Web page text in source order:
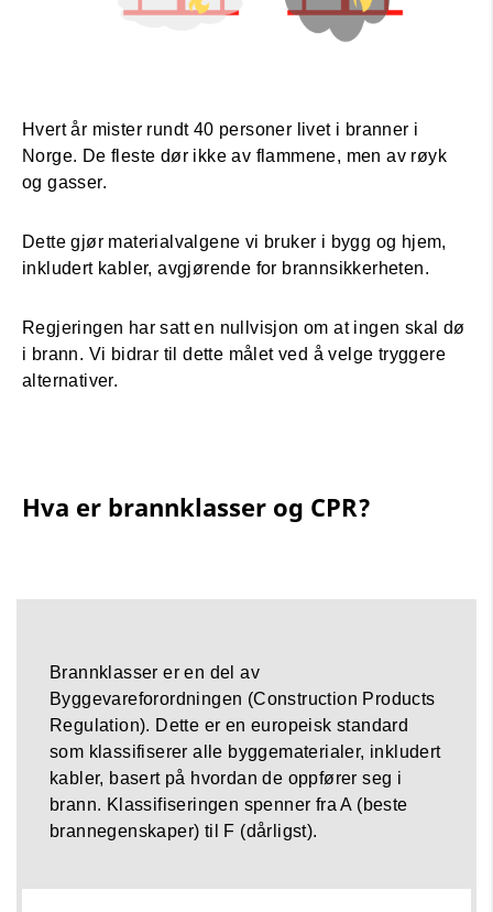
Hvert år mister rundt 40 personer livet i branner i
Norge. De fleste dør ikke av flammene, men av røyk
og gasser.
Dette gjør materialvalgene vi bruker i bygg og hjem,
inkludert kabler, avgjørende for brannsikkerheten.
Regjeringen har satt en nullvisjon om at ingen skal dø
i brann. Vi bidrar til dette målet ved å velge tryggere
alternativer.
Hva er brannklasser og CPR?
Brannklasser er en del av
Byggevareforordningen (Construction Products
Regulation). Dette er en europeisk standard
som klassifiserer alle byggematerialer, inkludert
kabler, basert på hvordan de oppfører seg i
brann. Klassifiseringen spenner fra A (beste
brannegenskaper) til F (dårligst).